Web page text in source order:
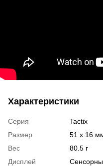
Характеристики
Серия
Tactix
Размер
51 x 16
Вес
80.5 г
Дисплей